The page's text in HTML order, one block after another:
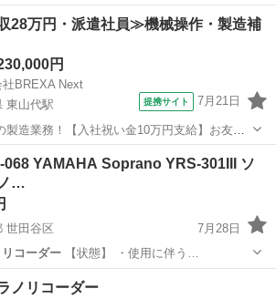
されない方にお願いします。
相模大野駅 管楽器、笛、ハーモニカ
28万円・派遣社員≫機械操作・製造補
円
社BREXA Next
東山代駅
提携サイト 7月21日
造業務！【入社祝い金10万円支給】お友達
年間休日129日＆休出なしでプライベート充
で快適作業◎自社正社員登用制度あり★1食
《佐...
068 YAMAHA Soprano YRS-301III ソ
…
世田谷区
7月28日
リコーダー 【状態】 ・使用に伴う…
管楽器、笛、ハーモニカ
ノリコーダー